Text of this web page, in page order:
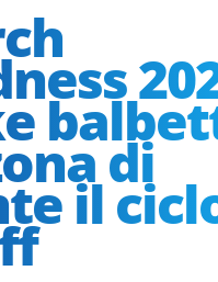
di
il